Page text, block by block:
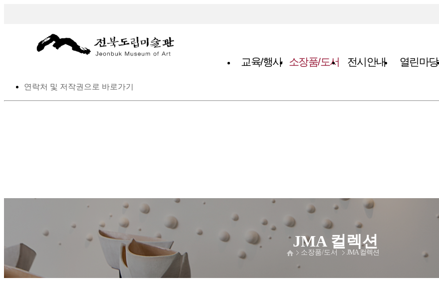
스킵 네비게이션
본문으로 바로가기
연락처 및 저작권으로 바로가기
교육/행사 소장품/도서 전시안내 열린마당
JMA 컬렉션
소장품/도서 JMA 컬렉션